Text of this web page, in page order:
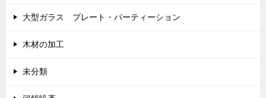
大型ガラス プレート・パーティーション
木材の加工
未分類